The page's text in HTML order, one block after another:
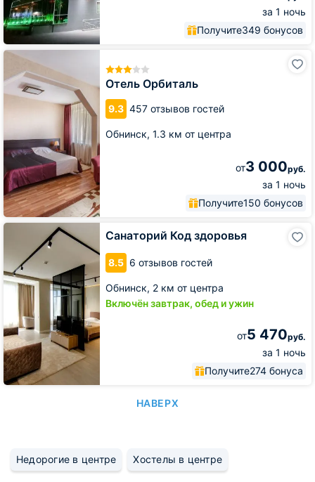
за 1 ночь
Получите349 бонусов
Отель Орбиталь
9.3 457 отзывов гостей
Обнинск, 1.3 км от центра
от3 000руб.
за 1 ночь
Получите150 бонусов
Отель
Санаторий Код здоровья
8.5 6 отзывов гостей
Обнинск, 2 км от центра
Включён завтрак, обед и ужин
от5 470руб.
за 1 ночь
Получите274 бонуса
Санаторий
здоровья
НАВЕРХ
Недорогие в центре Хостелы в центре